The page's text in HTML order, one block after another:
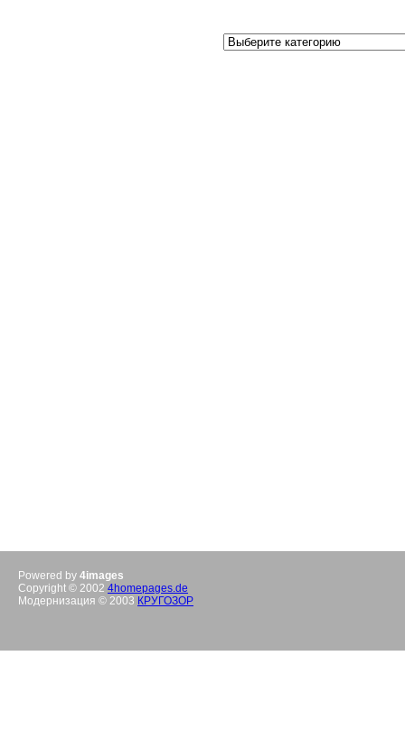
Powered by 4images
Copyright © 2002 4homepages.de
Модернизация © 2003 КРУГОЗОР